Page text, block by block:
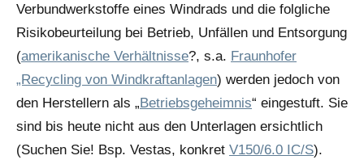
Verbundwerkstoffe eines Windrads und die folgliche
Risikobeurteilung bei Betrieb, Unfällen und Entsorgung
(amerikanische Verhältnisse?, s.a. Fraunhofer
„Recycling von Windkraftanlagen) werden jedoch von
den Herstellern als „Betriebsgeheimnis“ eingestuft. Sie
sind bis heute nicht aus den Unterlagen ersichtlich
(Suchen Sie! Bsp. Vestas, konkret V150/6.0 IC/S).